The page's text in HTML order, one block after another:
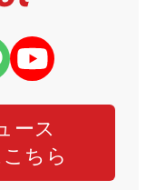
ース
ちら